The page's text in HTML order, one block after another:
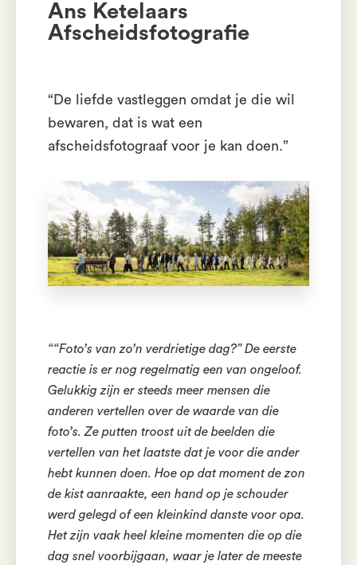
Ans Ketelaars
Afscheidsfotografie
“De liefde vastleggen omdat je die wil
bewaren, dat is wat een
afscheidsfotograaf voor je kan doen.”
““Foto’s van zo’n verdrietige dag?” De eerste
reactie is er nog regelmatig een van ongeloof.
Gelukkig zijn er steeds meer mensen die
anderen vertellen over de waarde van die
foto’s. Ze putten troost uit de beelden die
vertellen van het laatste dat je voor die ander
hebt kunnen doen. Hoe op dat moment de zon
de kist aanraakte, een hand op je schouder
werd gelegd of een kleinkind danste voor opa.
Het zijn vaak heel kleine momenten die op die
dag snel voorbijgaan, waar je later de meeste